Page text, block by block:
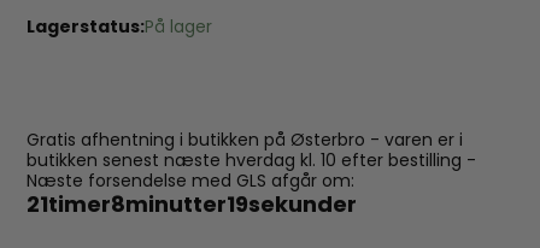
Lagerstatus:På lager
Gratis afhentning i butikken på Østerbro - varen er i
butikken senest næste hverdag kl. 10 efter bestilling -
Næste forsendelse med GLS afgår om:
21timer8minutter18sekunder